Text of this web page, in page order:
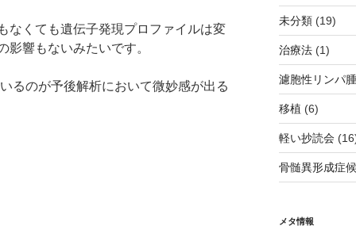
なくても遺伝子発現プロファイルは変
影響もないみたいです。
るのが予後解析において微妙感が出る
未分類(19)
治療法(1)
濾胞性リンパ腫
移植 (6)
軽い抄読会
骨髄異形成症
メタ情報